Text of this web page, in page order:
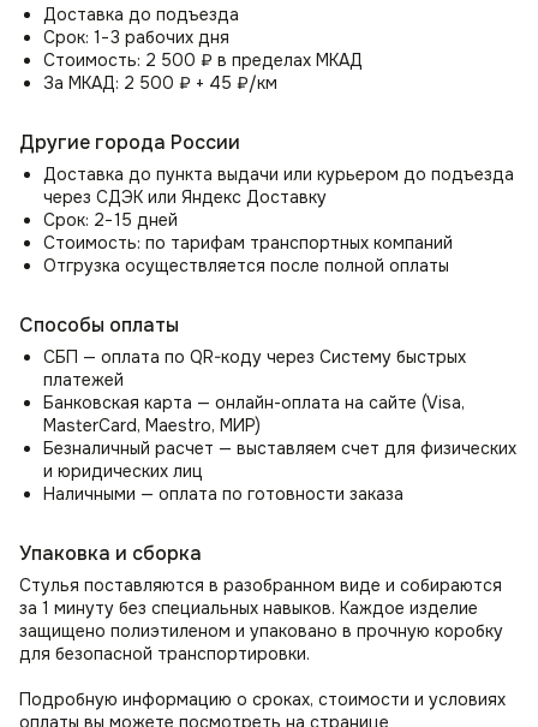
Стулья на кухню или столовую
Могут служить как дизайнерский стул на кухню
и дополнением к обеденному столу. Также отличный
Приобретите дизайнерский стул Boston сегодня
и наслаждайтесь исключительным стилем, комфортом
и универсальностью в любом пространстве.
Стул в гостиную, спальню
Организуйте удобное место для отдыха с помощью стула
в гостиную. Как стул для спальни может стать местом для
использоваться как стул для туалетного столика.
Прекрасно впишется в зал или прихожую как элемент
декора и место ожидания.
Доставка до подъезда
Срок: 1−3 рабочих дня
Стоимость: 2 500 ₽ в пределах МКАД
За МКАД: 2 500 ₽ + 45 ₽/км
Другие города России
Доставка до пункта выдачи или курьером до подъезда
через СДЭК или Яндекс Доставку
Срок: 2−15 дней
Стоимость: по тарифам транспортных компаний
Отгрузка осуществляется после полной оплаты
Способы оплаты
СБП — оплата по QR-коду через Систему быстрых
платежей
Банковская карта — онлайн-оплата на сайте (Visa,
MasterCard, Maestro, МИР)
Безналичный расчет — выставляем счет для физических
и юридических лиц
Наличными — оплата по готовности заказа
Упаковка и сборка
Стулья поставляются в разобранном виде и собираются
за 1 минуту без специальных навыков. Каждое изделие
защищено полиэтиленом и упаковано в прочную коробку
для безопасной транспортировки.
Подробную информацию о сроках, стоимости и условиях
оплаты вы можете посмотреть на странице